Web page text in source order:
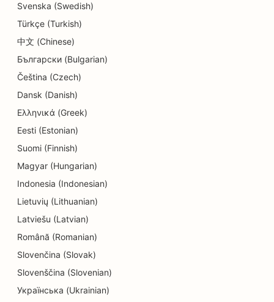
SEO за услуги за дермабразио
SEO за магазини за детайли
SEO за магазини за понички
SEO оптимизация за услуги за образование и
грижи за деца
SEO за химическо чистене
SEO за електротехници
SEO за магазини за електроника
SEO за ендодонтите
SEO за развлечения и отдих
SEO за инженерни фирми
Svenska (Swedish)
Türkçe (Turkish)
中文 (Chinese)
Български (Bulgarian)
Čeština (Czech)
Dansk (Danish)
Ελληνικά (Greek)
Eesti (Estonian)
Suomi (Finnish)
Magyar (Hungarian)
Indonesia (Indonesian)
Lietuvių (Lithuanian)
Latviešu (Latvian)
Română (Romanian)
Slovenčina (Slovak)
Slovenščina (Slovenian)
Українська (Ukrainian)